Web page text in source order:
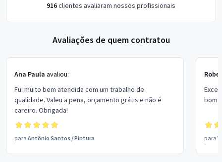
916clientes avaliaram nossos profissionais
Avaliações de quem contratou
Ana Paula avaliou:
Fui muito bem atendida com um trabalho de
qualidade. Valeu a pena, orçamento grátis e não é
careiro. Obrigada!
para Antônio Santos /Pintura
bom
para